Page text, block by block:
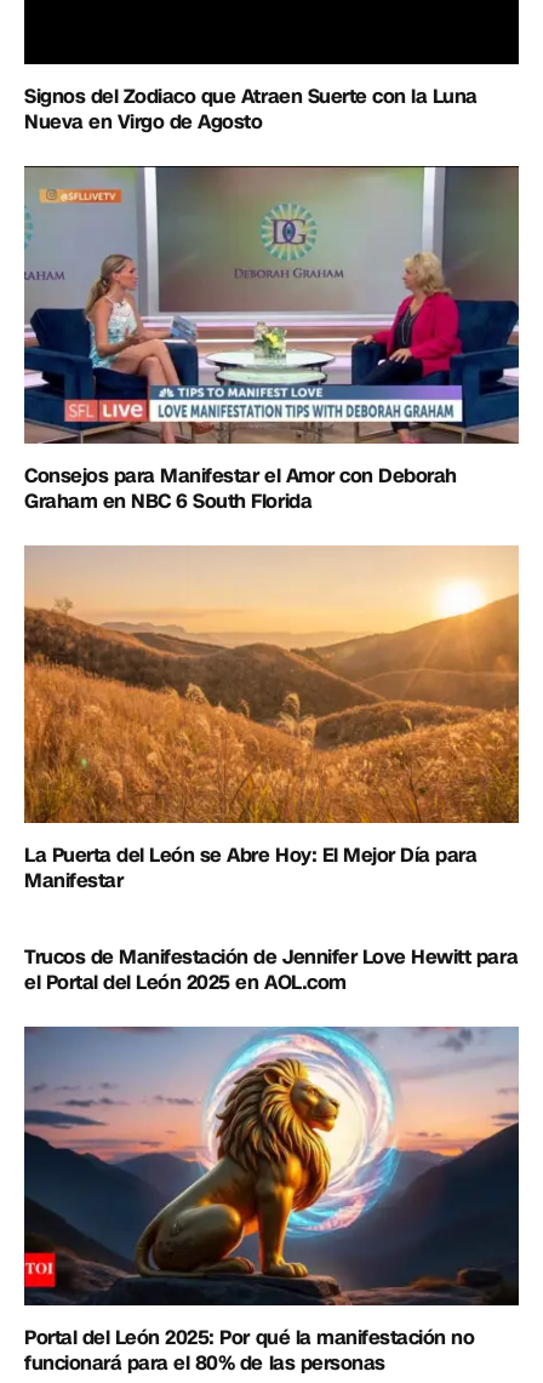
Signos del Zodiaco que Atraen Suerte con la Luna
Nueva en Virgo de Agosto
Consejos para Manifestar el Amor con Deborah
Graham en NBC 6 South Florida
La Puerta del León se Abre Hoy: El Mejor Día para
Manifestar
Trucos de Manifestación de Jennifer Love Hewitt para
el Portal del León 2025 en AOL.com
Portal del León 2025: Por qué la manifestación no
funcionará para el 80% de las personas